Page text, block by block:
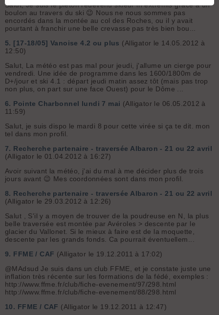
Salut, Je suis le piéton redevenu skieur in extremis grace à un
boulon au travers du ski 😉 Nous ne nous sommes pas
encordés dans la montée au col des Roches, ou il y avait
pourtant à franchir une belle crevasse pas très bien bou...
5. [17-18/05] Vanoise 4.2 ou plus (Alligator le 14.05.2012 à
12:50)
Salut, La météo est pas mal pour jeudi, j'allume un cierge pour
vendredi. Une idée de programme dans les 1600/1800m de
D+/jour et ski 4.1 : départ jeudi matin assez tôt (mais pas trop
non plus, on part sur une face Ouest) pour le Dôme ...
6. Pointe Charbonnel lundi 7 mai (Alligator le 06.05.2012 à
11:59)
Salut, je suis dispo le mardi 8 pour cette virée si ça te dit. mon
tel dans mon profil.
7. Recherche partenaire - traversée Albaron - 21 ou 22 avril
(Alligator le 01.04.2012 à 16:27)
Avoir suivant la météo, j'ai du mal à me décider plus de trois
jours avant 😉 Mes coordonnées sont dans mon profil.
8. Recherche partenaire - traversée Albaron - 21 ou 22 avril
(Alligator le 29.03.2012 à 12:26)
Salut , S'il y a moyen de trouver de la poudreuse en N, la plus
belle traversée est montée par Avéroles > descente par le
glacier du Vallonet. Si le mieux à faire est de la moquette,
descente par les grands fonds. Ca pourrait éventuellem...
9. FFME / CAF (Alligator le 19.12.2011 à 17:02)
@MAdsud Je suis dans un club FFME, et je constate juste une
inflation très récente sur les formations de la fédé, exemples :
http://www.ffme.fr/club/fiche-evenement/97/298.html
http://www.ffme.fr/club/fiche-evenement/88/298.html
10. FFME / CAF (Alligator le 19.12.2011 à 12:47)